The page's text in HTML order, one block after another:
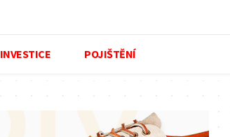
INVESTICE POJIŠTĚNÍ